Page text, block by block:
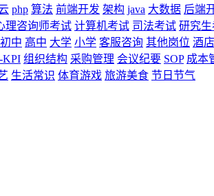
php 算法 前端开发 架构 java 大数据 后端
理咨询师考试 计算机考试 司法考试 研究
初中 高中 大学 小学 客服咨询 其他岗位 酒
KPI 组织结构 采购管理 会议纪要 SOP 成本
生活常识 体育游戏 旅游美食 节日节气